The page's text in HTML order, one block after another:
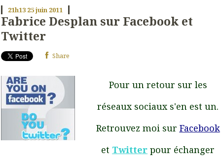
21h13 25juin 2011
Fabrice Desplan sur Facebook et
Twitter
Share
Pour un retour sur les
réseaux sociaux s'en est un.
Retrouvez moi sur Facebook
et Twitter pour échanger